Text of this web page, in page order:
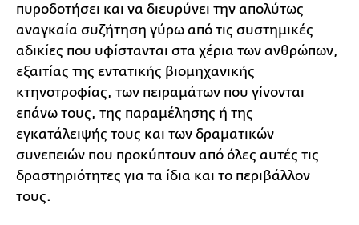
πυροδοτήσει και να διευρύνει την απολύτως
αναγκαία συζήτηση γύρω από τις συστημικές
αδικίες που υφίστανται στα χέρια των ανθρώπων,
εξαιτίας της εντατικής βιομηχανικής
κτηνοτροφίας, των πειραμάτων που γίνονται
επάνω τους, της παραμέλησης ή της
εγκατάλειψής τους και των δραματικών
συνεπειών που προκύπτουν από όλες αυτές τις
δραστηριότητες για τα ίδια και το περιβάλλον
τους.